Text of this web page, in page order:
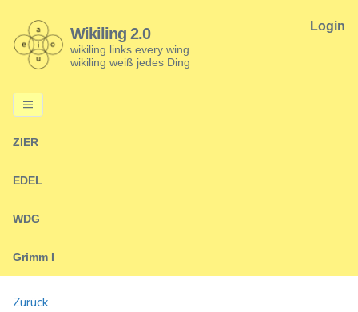
Wikiling 2.0
wikiling links every wing
wikiling weiß jedes Ding
Login
ZIER
EDEL
WDG
Grimm I
Zurück